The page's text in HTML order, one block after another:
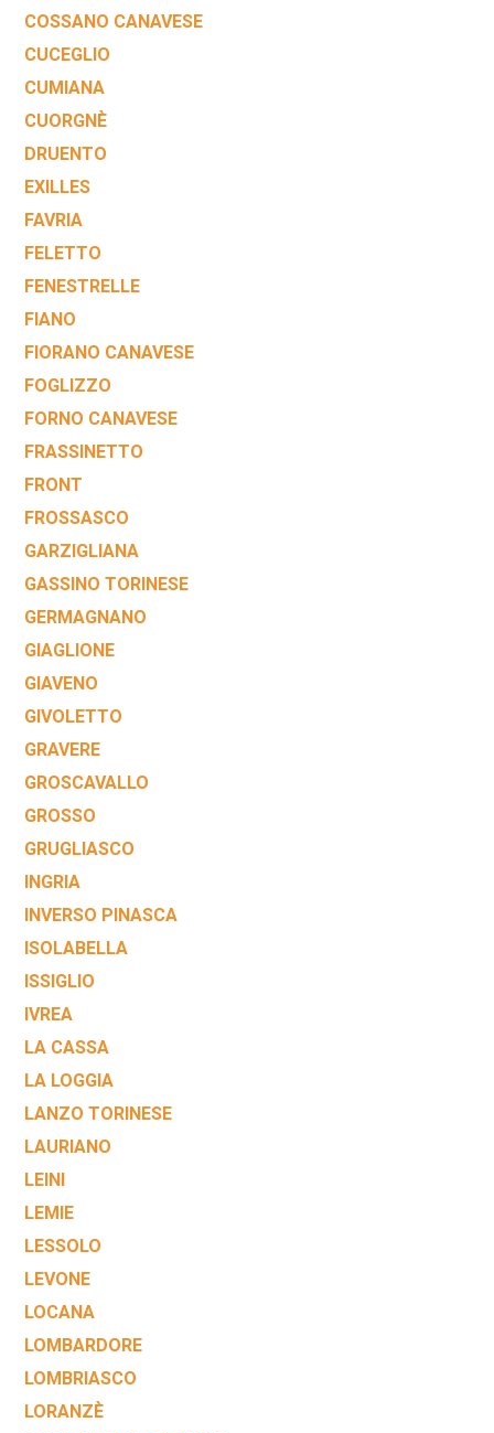
COSSANO CANAVESE
CUCEGLIO
CUMIANA
CUORGNÈ
DRUENTO
EXILLES
FAVRIA
FELETTO
FENESTRELLE
FIANO
FIORANO CANAVESE
FOGLIZZO
FORNO CANAVESE
FRASSINETTO
FRONT
FROSSASCO
GARZIGLIANA
GASSINO TORINESE
GERMAGNANO
GIAGLIONE
GIAVENO
GIVOLETTO
GRAVERE
GROSCAVALLO
GROSSO
GRUGLIASCO
INGRIA
INVERSO PINASCA
ISOLABELLA
ISSIGLIO
IVREA
LA CASSA
LA LOGGIA
LANZO TORINESE
LAURIANO
LEINI
LEMIE
LESSOLO
LEVONE
LOCANA
LOMBARDORE
LOMBRIASCO
LORANZÈ